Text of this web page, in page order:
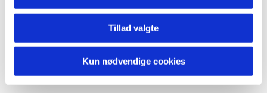
Tillad valgte
Kun nødvendige cookies